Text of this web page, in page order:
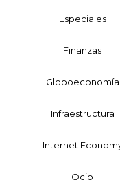
Especiales
Finanzas
Globoeconomía
Infraestructura
Internet
Ocio